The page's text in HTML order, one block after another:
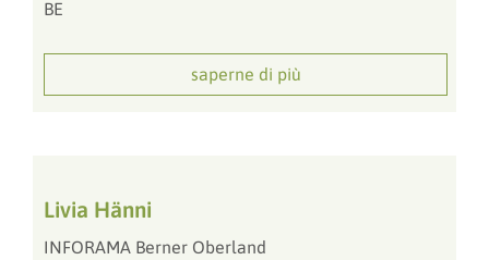
BE
saperne di più
Livia Hänni
INFORAMA Berner Oberland